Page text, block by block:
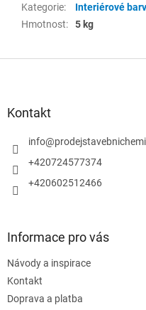
Kategorie:
Interiérové
Hmotnost: 5 kg
Kontakt
info@
+420724577374
+420602512466
Informace pro vás
Návody a inspirace
Kontakt
Doprava a platba